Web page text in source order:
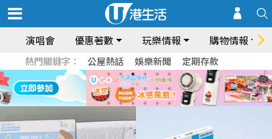
演唱會 優惠著數 玩樂情報 購物情報
熱門關鍵字： 公屋熱話 娛樂新聞 定期存款